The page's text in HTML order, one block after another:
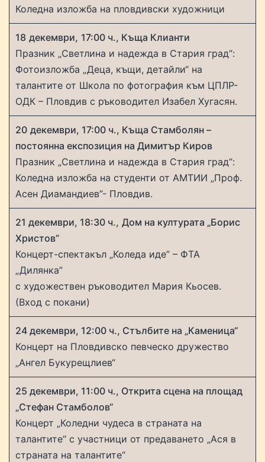
Коледна изложба на пловдивски художници
18 декември, 17:00 ч., Къща Клианти
Празник „Светлина и надежда в Стария град“:
Фотоизложба „Деца, къщи, детайли“ на
талантите от Школа по фотография към ЦПЛР-
ОДК – Пловдив с ръководител Изабел Хугасян.
20 декември, 17:00 ч., Къща Стамболян –
постоянна експозиция на Димитър Киров
Празник „Светлина и надежда в Стария град“:
Коледна изложба на студенти от АМТИИ „Проф.
Асен Диамандиев”- Пловдив.
21 декември, 18:30 ч., Дом на културата „Борис
Христов”
Концерт-спектакъл „Коледа иде” – ФТА
„Дилянка”
с художествен ръководител Мария Кьосев.
(Вход с покани)
24 декември, 12:00 ч., Стълбите на „Каменица“
Концерт на Пловдивско певческо дружество
„Ангел Букурещлиев“
25 декември, 11:00 ч., Открита сцена на площад
„Стефан Стамболов“
Концерт „Коледни чудеса в страната на
талантите“ с участници от предаването „Ася в
страната на талантите“